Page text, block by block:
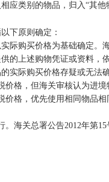
类别的物品，归入“其他
下原则确定：
购买价格为基础确定。海
的上述购物凭证或资料，
际购买价格存疑或无法
，但海关审核认为进境
格，优先使用相同物品相
关总署公告2012年第15